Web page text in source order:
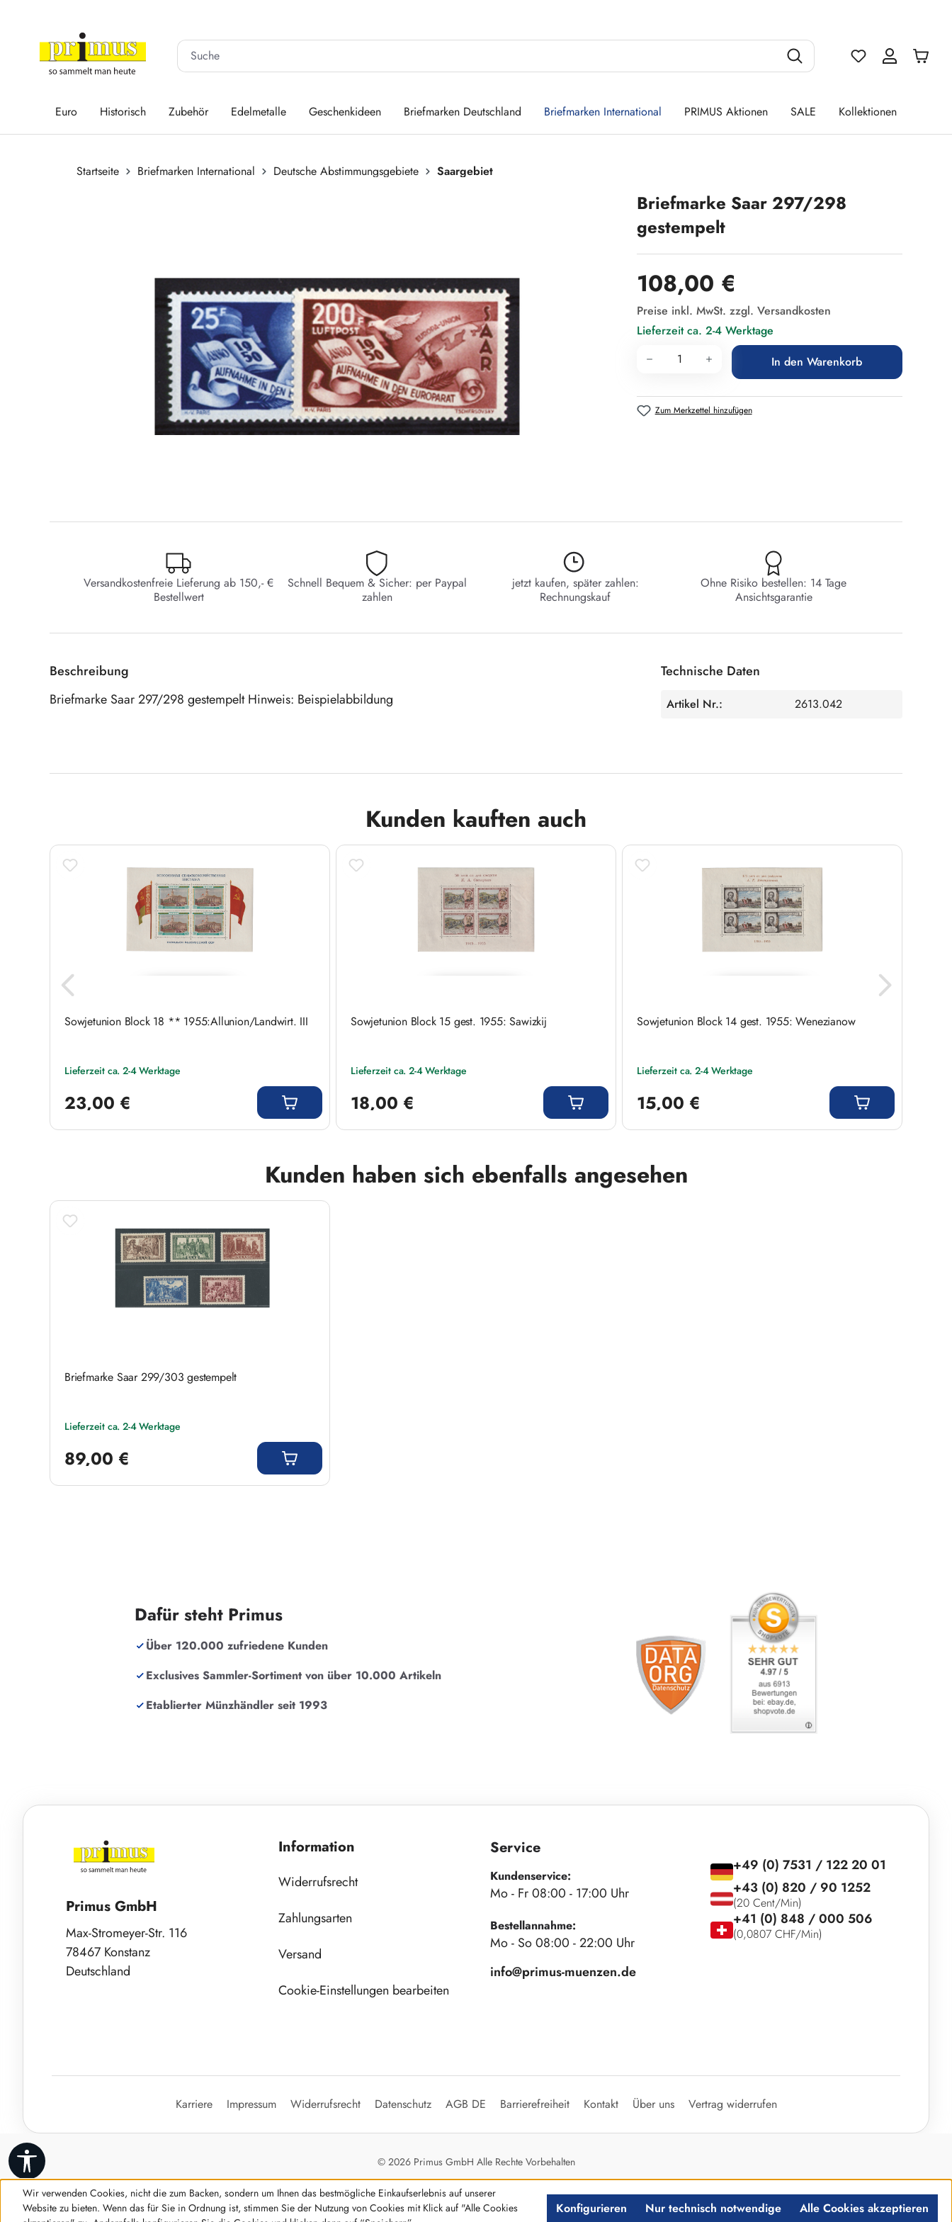
Du hast 0
Euro Historisch Zubehör Edelmetalle Geschenkideen Briefmarken Deutschland Briefmarken International PRIMUS Aktionen SALE Kollektionen
Startseite Briefmarken International Deutsche Abstimmungsgebiete
Saargebiet
Briefmarke Saar 297/298
gestempelt
Regulärer Preis:
108,00 €
Preise inkl. MwSt. zzgl. Versandkosten
Lieferzeit ca. 2-4 Werktage
Produkt Anzahl: Gib den gewünschten
In den Warenkorb
Zum Merkzettel hinzufügen
Versandkostenfreie Lieferung ab 150,- €
Bestellwert
Schnell Bequem & Sicher: per Paypal
zahlen
jetzt kaufen, später zahlen:
Rechnungskauf
Ohne Risiko bestellen: 14 Tage
Ansichtsgarantie
Beschreibung
Briefmarke Saar 297/298 gestempelt Hinweis: Beispielabbildung
Technische Daten
Artikel Nr.: 2613.042
Kunden kauften auch
Sowjetunion Block 18 ** 1955:Allunion/Landwirt. III
Lieferzeit ca. 2-4 Werktage
23,00 €
Sowjetunion Block 15 gest. 1955: Sawizkij
Lieferzeit ca. 2-4 Werktage
18,00 €
Sowjetunion Block 14 gest. 1955: Wenezianow
Lieferzeit ca. 2-4 Werktage
15,00 €
Kunden haben sich ebenfalls angesehen
Briefmarke Saar 299/303 gestempelt
Lieferzeit ca. 2-4 Werktage
89,00 €
Dafür steht Primus
Über 120.000 zufriedene Kunden
Exclusives Sammler-Sortiment von über 10.000 Artikeln
Etablierter Münzhändler seit 1993
Primus GmbH
Max-Stromeyer-Str. 116
78467 Konstanz
Deutschland
Information
Widerrufsrecht
Zahlungsarten
Versand
Cookie-Einstellungen bearbeiten
Service
Kundenservice:
Mo - Fr 08:00 - 17:00 Uhr
Bestellannahme:
Mo - So 08:00 - 22:00 Uhr
info@primus-muenzen.de
+49 (0) 7531 / 122 20 01
+43 (0) 820 / 90 1252
(20 Cent/Min)
+41 (0) 848 / 000 506
(0,0807 CHF/Min)
Karriere Impressum Widerrufsrecht Datenschutz AGB DE Barrierefreiheit Kontakt Über uns Vertrag widerrufen
© 2026 Primus GmbH Alle Rechte Vorbehalten
Werkzeugleiste anzeigen
Wir verwenden Cookies, nicht die zum Backen, sondern um Ihnen das bestmögliche Einkaufserlebnis auf unserer
Website zu bieten. Wenn das für Sie in Ordnung ist, stimmen Sie der Nutzung von Cookies mit Klick auf "Alle Cookies
Nur technisch notwendige
Konfigurieren Alle Cookies akzeptieren